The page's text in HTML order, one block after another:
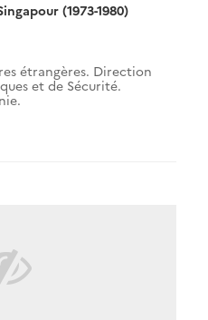
(1973-1980)
étrangères. Direction
et de Sécurité.